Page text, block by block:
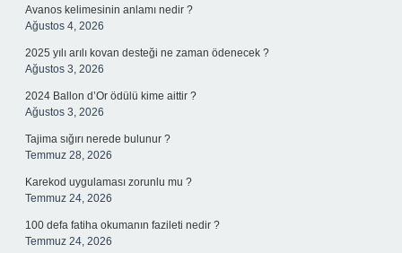
Avanos kelimesinin anlamı nedir ?
Ağustos 4, 2026
2025 yılı arılı kovan desteği ne zaman ödenecek ?
Ağustos 3, 2026
2024 Ballon d’Or ödülü kime aittir ?
Ağustos 3, 2026
Tajima sığırı nerede bulunur ?
Temmuz 28, 2026
Karekod uygulaması zorunlu mu ?
Temmuz 24, 2026
100 defa fatiha okumanın fazileti nedir ?
Temmuz 24, 2026